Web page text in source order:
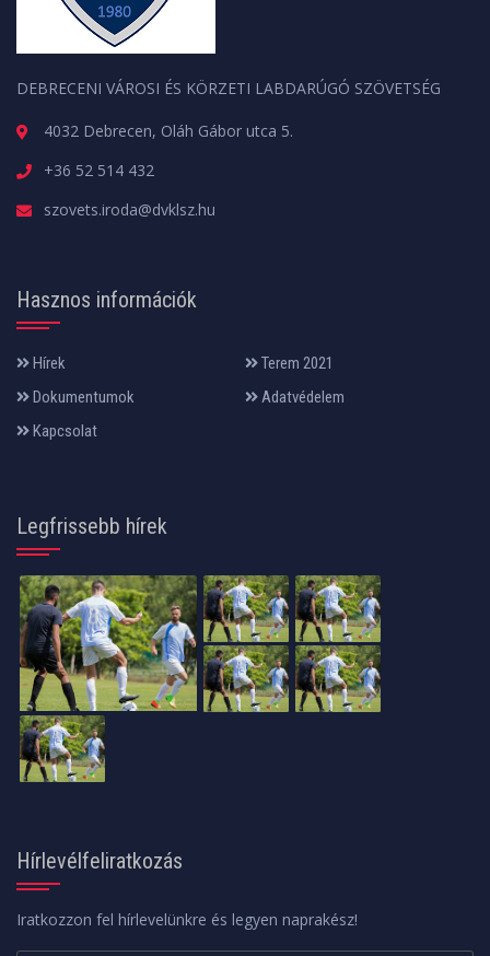
DEBRECENI VÁROSI ÉS KÖRZETI LABDARÚGÓ SZÖVETSÉG
4032 Debrecen, Oláh Gábor utca 5.
+36 52 514 432
szovets.iroda@dvklsz.hu
Hasznos információk
Hírek
Terem 2021
Dokumentumok
Adatvédelem
Kapcsolat
Legfrissebb hírek
Hírlevélfeliratkozás
Iratkozzon fel hírlevelünkre és legyen naprakész!